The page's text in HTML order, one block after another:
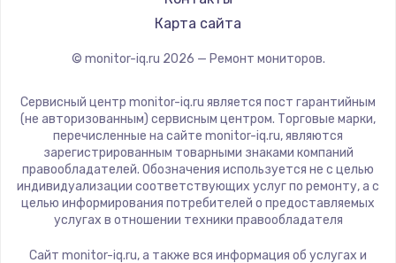
Dahua
Карта сайта
© monitor-iq.ru 2026 — Ремонт мониторов.
Сервисный центр monitor-iq.ru является пост гарантийным
(не авторизованным) сервисным центром. Торговые марки,
перечисленные на сайте monitor-iq.ru, являются
зарегистрированным товарными знаками компаний
правообладателей. Обозначения используется не с целью
индивидуализации соответствующих услуг по ремонту, а с
целью информирования потребителей о предоставляемых
услугах в отношении техники правообладателя
Сайт monitor-iq.ru, а также вся информация об услугах и